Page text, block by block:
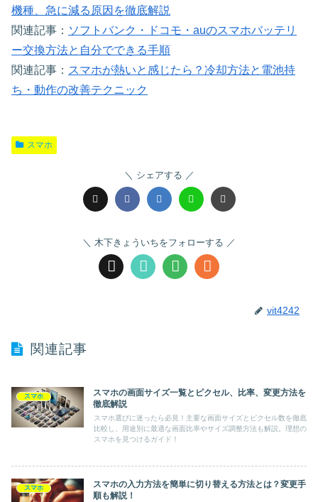
機種、急に減る原因を徹底解説
関連記事： ソフトバンク・ドコモ・auのスマホバッテリ
ー交換方法と自分でできる手順
関連記事： スマホが熱いと感じたら？冷却方法と電池持
ち・動作の改善テクニック
スマホ
シェアする
木下きょういちをフォローする
vit4242
関連記事
スマホ
スマホの画面サイズ一覧とピクセル、比率、変更方法を
徹底解説
スマホ選びに迷ったら必見！主要な画面サイズとピクセル数を徹底
比較し、用途別に最適な画面比率やサイズ調整方法も解説。理想の
スマホを見つけるガイド！
スマホ
スマホの入力方法を簡単に切り替える方法とは？変更手
順も解説！